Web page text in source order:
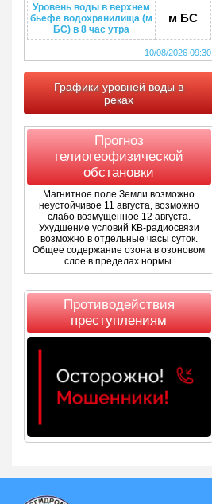
Уровень воды в верхнем
бьефе водохранилища (м
БС) в 8 час утра
м БС
10/08/2026 09:30
Графики уровней воды в
реках
Прогноз
гелиогеофизической
обстановки
Магнитное поле Земли возможно
неустойчивое 11 августа, возможно
слабо возмущенное 12 августа.
Ухудшение условий КВ-радиосвязи
возможно в отдельные часы суток.
Общее содержание озона в озоновом
слое в пределах нормы.
Противодействия
преступлениям